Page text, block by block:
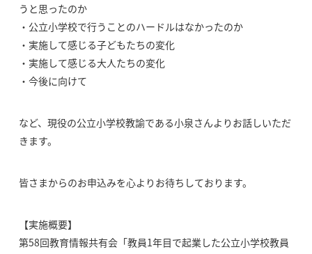
うと思ったのか
・公立小学校で行うことのハードルはなかったのか
・実施して感じる子どもたちの変化
・実施して感じる大人たちの変化
・今後に向けて
など、現役の公立小学校教諭である小泉さんよりお話しいただ
きます。
皆さまからのお申込みを心よりお待ちしております。
【実施概要】
第58回教育情報共有会「教員1年目で起業した公立小学校教員